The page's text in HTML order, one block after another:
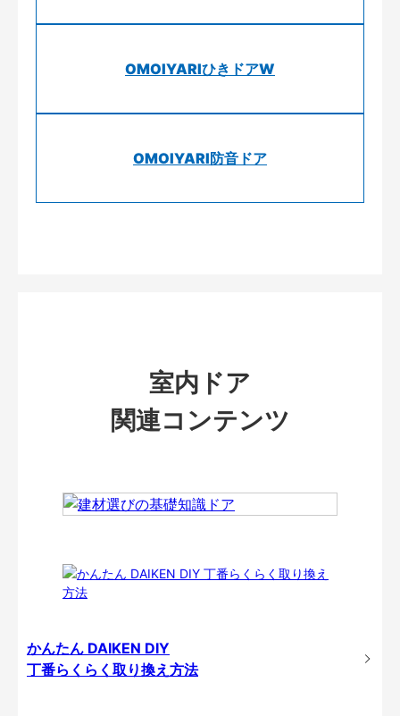
OMOIYARIひきドアW
OMOIYARI防音ドア
室内ドア
関連コンテンツ
かんたん DAIKEN DIY
丁番らくらく取り換え方法